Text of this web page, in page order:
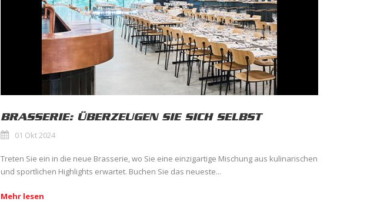
BRASSERIE: ÜBERZEUGEN SIE SICH SELBST
01 Okt 2024
Treten Sie ein in die neue Brasserie, wo Sie eine einzigartige Mischung aus kulinarischen
und sportlichen Highlights erwartet. Buchen Sie das neueste...
Mehr lesen